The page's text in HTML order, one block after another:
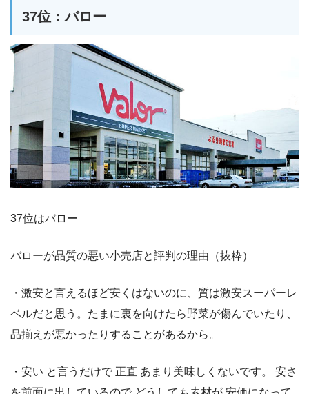
37位：バロー
37位はバロー
バローが品質の悪い小売店と評判の理由（抜粋）
・激安と言えるほど安くはないのに、質は激安スーパーレ
ベルだと思う。たまに裏を向けたら野菜が傷んでいたり、
品揃えが悪かったりすることがあるから。
・安い と言うだけで 正直 あまり美味しくないです。 安さ